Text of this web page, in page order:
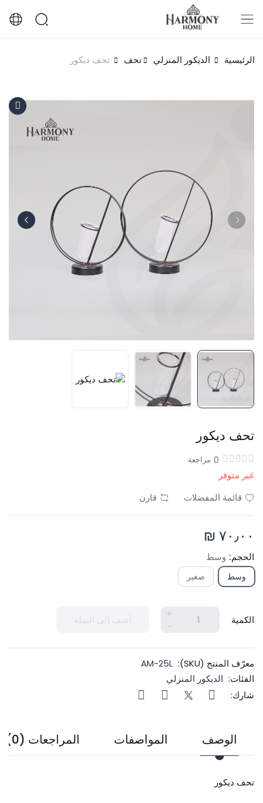
الرئيسية الديكور المنزلي تحف تحف ديكور
تحف ديكور
0 مراجعة
غير متوفر
قائمة المفضلات
قارن
٧٠٫٠٠ ₪
الحجم: وسط
وسط صغير
الكمية
+
-
أضف إلى السلة
معرّف المنتج (SKU):
AM-25L
الفئات: الديكور المنزلي
شارك:
الوصف المواصفات المراجعات (0)
تحف ديكور